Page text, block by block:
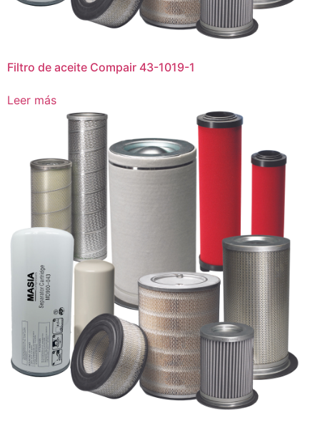
Filtro de aceite Compair 43-1019-1
Leer más